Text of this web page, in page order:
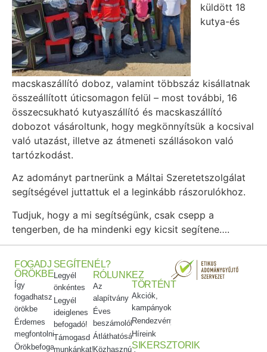
küldött 18
kutya-és
macskaszállító doboz, valamint többszáz kisállatnak
összeállított úticsomagon felül – most további, 16
összecsukható kutyaszállító és macskaszállító
dobozot vásároltunk, hogy megkönnyítsük a kocsival
való utazást, illetve az átmeneti szállásokon való
tartózkodást.
Az adományt partnerünk a Máltai Szeretetszolgálat
segítségével juttattuk el a leginkább rászorulókhoz.
Tudjuk, hogy a mi segítségünk, csak csepp a
tengerben, de ha mindenki egy kicsit segítene….
FOGADJ
ÖRÖKBE
Így
fogadhatsz
örökbe
Érdemes
megfontolni
Örökbefogadói
SEGÍTENÉL?
Legyél
önkéntes
Legyél
ideiglenes
befogadó!
Támogasd
munkánkat!
RÓLUNK
Az
alapítvány
Éves
beszámolók
Átláthatóság
Közhasznúsági
EZ
TÖRTÉNT
Akciók,
kampányok
Rendezvényeink
Híreink
SIKERSZTORIK